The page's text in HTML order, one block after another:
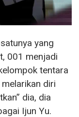
yang
001 menjadi
tentara
diri
dia, dia
Ijun Yu.